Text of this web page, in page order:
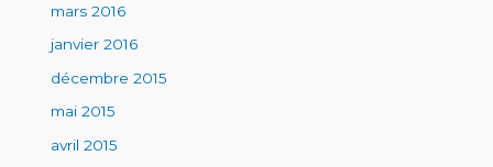
mars 2016
janvier 2016
décembre 2015
mai 2015
avril 2015